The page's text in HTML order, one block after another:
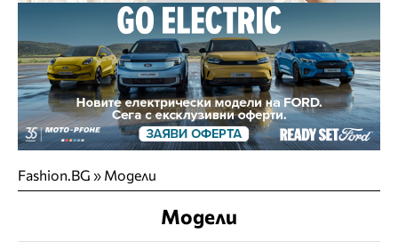
Fashion.BG » Модели
Модели